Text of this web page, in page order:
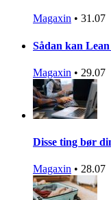
Magaxin • 31.07
Sådan kan
Magaxin • 29.07
Disse ting bør
Magaxin • 28.07